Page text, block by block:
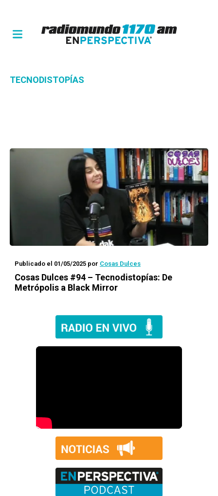
TECNODISTOPÍAS
Publicado el 01/05/2025 por Cosas Dulces
Cosas Dulces #94 – Tecnodistopías: De
Metrópolis a Black Mirror